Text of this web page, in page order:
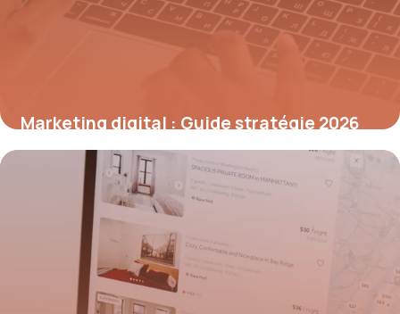
Marketing digital : Guide stratégie 2026
7 juillet 2026